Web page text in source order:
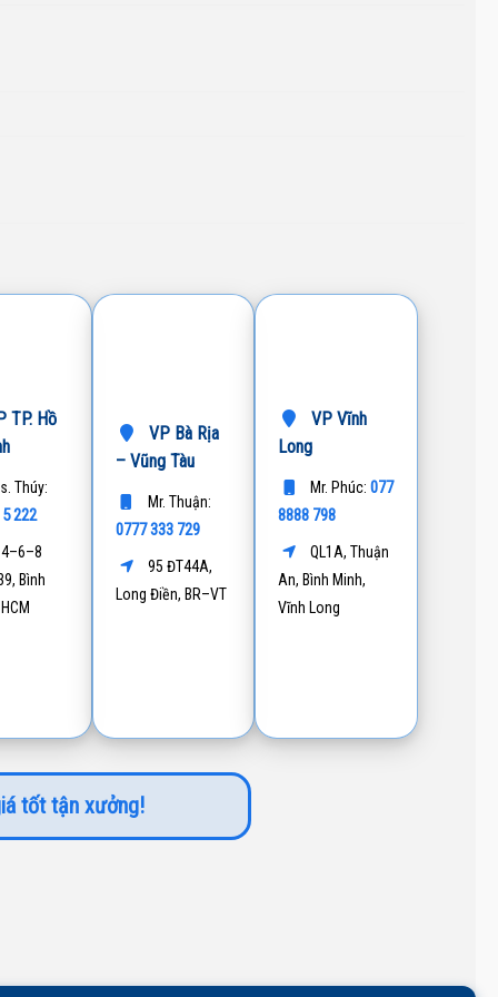
TP. Hồ
Thúy:
222
Bình
VP Bà Rịa
– Vũng Tàu
Mr. Thuận:
0777 333 729
95 ĐT44A,
Long Điền, BR–VT
VP Vĩnh
Long
Mr. Phúc:077
8888 798
QL1A, Thuận
An, Bình Minh,
Vĩnh Long
tốt tận xưởng!